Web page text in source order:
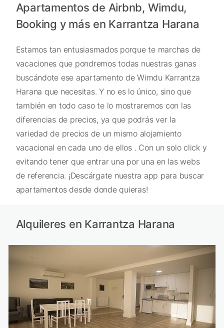
Apartamentos de Airbnb, Wimdu,
Booking y más en Karrantza Harana
Estamos tan entusiasmados porque te marchas de
vacaciones que pondremos todas nuestras ganas
buscándote ese apartamento de Wimdu Karrantza
Harana que necesitas. Y no es lo único, sino que
también en todo caso te lo mostraremos con las
diferencias de precios, ya que podrás ver la
variedad de precios de un mismo alojamiento
vacacional en cada uno de ellos . Con un solo click y
evitando tener que entrar una por una en las webs
de referencia. ¡Descárgate nuestra app para buscar
apartamentos desde donde quieras!
Alquileres en Karrantza Harana